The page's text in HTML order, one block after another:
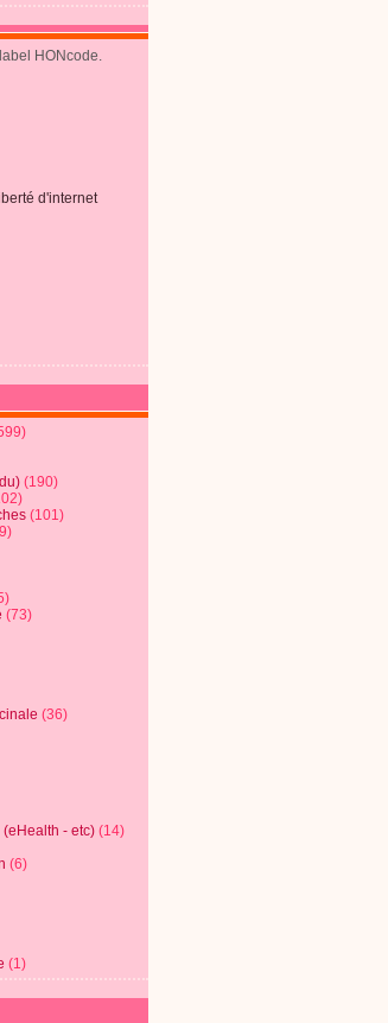
HONcode.
d'internet
(190)
(101)
(73)
(36)
- etc) (14)
(6)
(1)